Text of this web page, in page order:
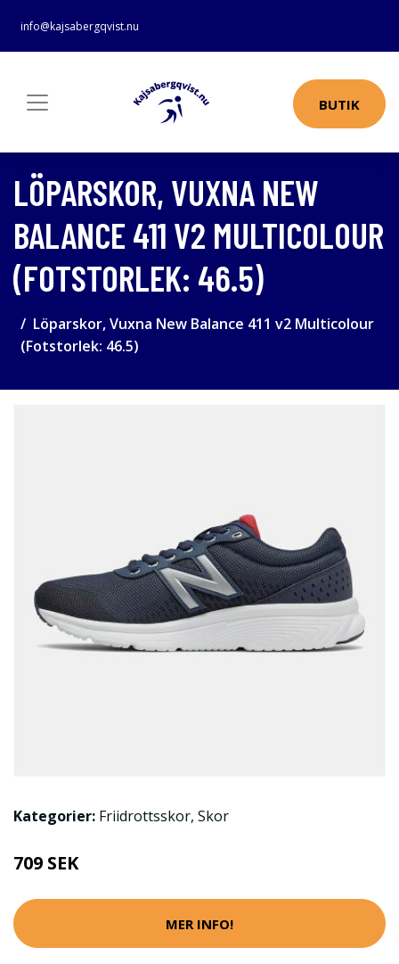
info@kajsabergqvist.nu
BUTIK
LÖPARSKOR, VUXNA NEW
BALANCE 411 V2 MULTICOLOUR
(FOTSTORLEK: 46.5)
Löparskor, Vuxna New Balance 411 v2 Multicolour
(Fotstorlek: 46.5)
Kategorier: Friidrottsskor, Skor
709 SEK
MER INFO!